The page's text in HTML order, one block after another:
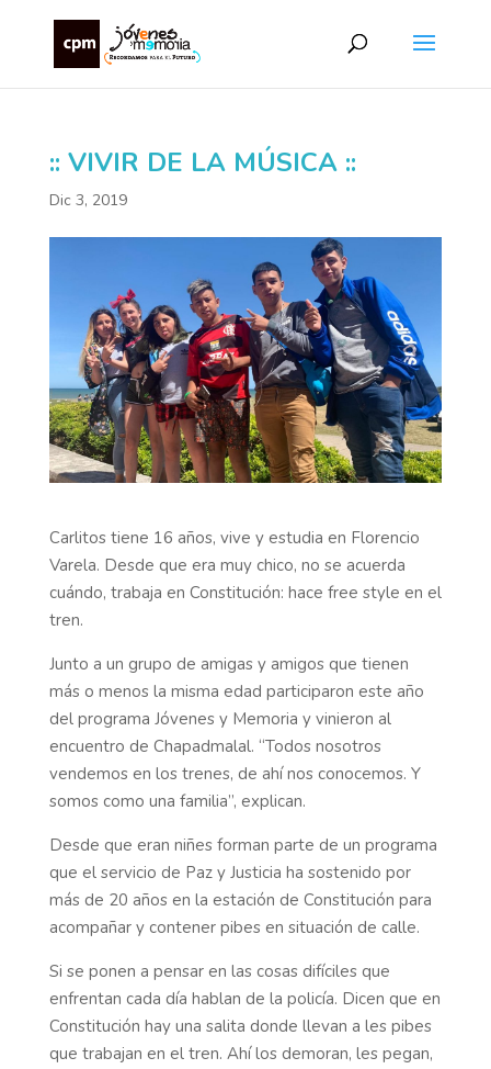
:: VIVIR DE LA MÚSICA ::
Dic 3, 2019
Carlitos tiene 16 años, vive y estudia en Florencio
Varela. Desde que era muy chico, no se acuerda
cuándo, trabaja en Constitución: hace free style en el
tren.
Junto a un grupo de amigas y amigos que tienen
más o menos la misma edad participaron este año
del programa Jóvenes y Memoria y vinieron al
encuentro de Chapadmalal. “Todos nosotros
vendemos en los trenes, de ahí nos conocemos. Y
somos como una familia”, explican.
Desde que eran niñes forman parte de un programa
que el servicio de Paz y Justicia ha sostenido por
más de 20 años en la estación de Constitución para
acompañar y contener pibes en situación de calle.
Si se ponen a pensar en las cosas difíciles que
enfrentan cada día hablan de la policía. Dicen que en
Constitución hay una salita donde llevan a les pibes
que trabajan en el tren. Ahí los demoran, les pegan,